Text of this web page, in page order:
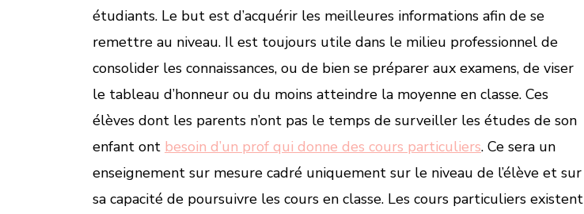
étudiants. Le but est d’acquérir les meilleures informations afin de se
remettre au niveau. Il est toujours utile dans le milieu professionnel de
consolider les connaissances, ou de bien se préparer aux examens, de viser
le tableau d’honneur ou du moins atteindre la moyenne en classe. Ces
élèves dont les parents n’ont pas le temps de surveiller les études de son
enfant ont besoin d’un prof qui donne des cours particuliers. Ce sera un
enseignement sur mesure cadré uniquement sur le niveau de l’élève et sur
sa capacité de poursuivre les cours en classe. Les cours particuliers existent